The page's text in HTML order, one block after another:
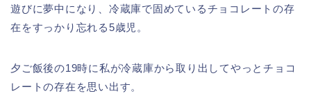
遊びに夢中になり、冷蔵庫で固めているチョコレートの存
在をすっかり忘れる5歳児。
夕ご飯後の19時に私が冷蔵庫から取り出してやっとチョコ
レートの存在を思い出す。